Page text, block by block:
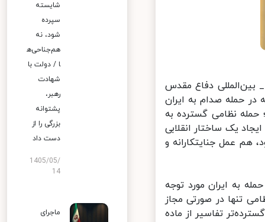
دفاع مقدس
حمله صدام به ایران
نظامی گسترده به
یک ساختار انقلابی
عمل جنایتکارانه و
به ایران مورد توجه
نظامی تنها در صورتی مجاز
تفاسیر از ماده
شایسته
سپرده
شود، نه
هم‌جناحی‌ه
ا / دولت با
شهادت
رهبر،
پشتوانه
بزرگی را از
دست داد
1405/05/
14
ماجرای